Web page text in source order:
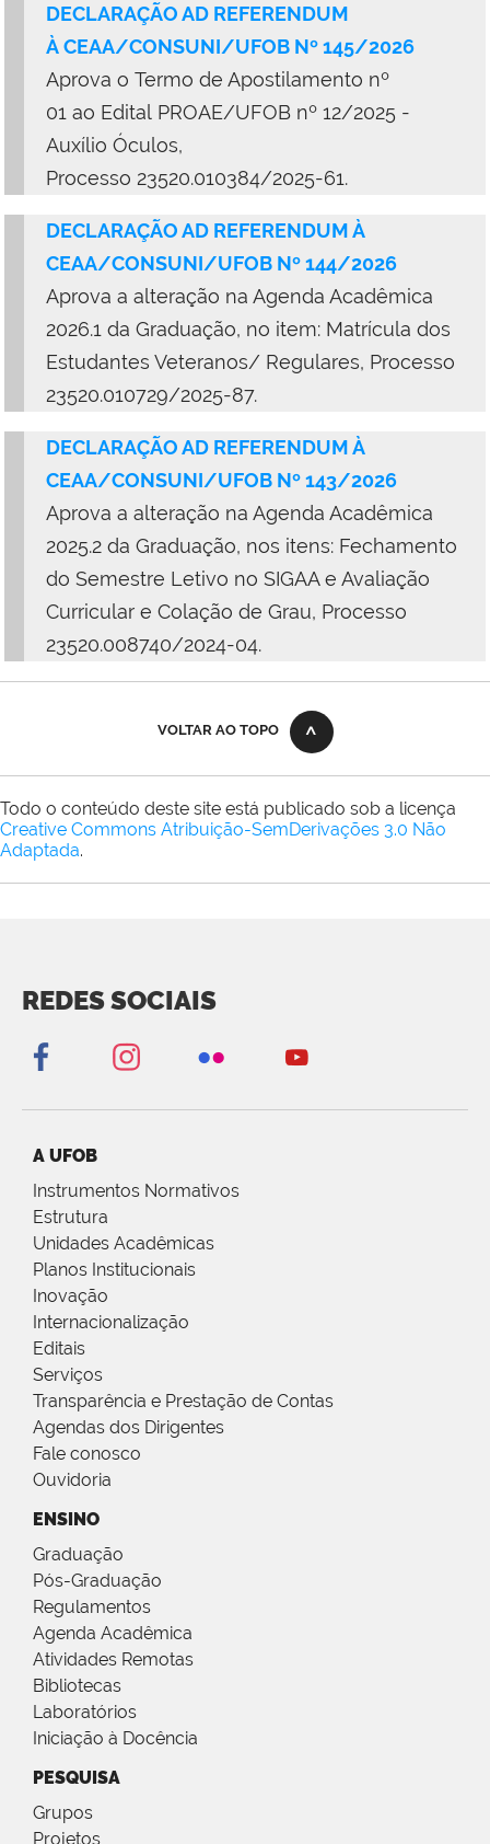
DECLARAÇÃO AD REFERENDUM
ÀCEAA/CONSUNI/UFOB Nº 145/2026
Aprova o Termo de Apostilamento nº
01 ao Edital PROAE/UFOB nº 12/2025 -
Auxílio Óculos,
Processo 23520.010384/2025-61.
DECLARAÇÃO AD REFERENDUM À
CEAA/CONSUNI/UFOB Nº 144/2026
Aprova a alteração na Agenda Acadêmica
2026.1 da Graduação, no item: Matrícula dos
Estudantes Veteranos/ Regulares, Processo
23520.010729/2025-87.
DECLARAÇÃO AD REFERENDUM À
CEAA/CONSUNI/UFOB Nº 143/2026
Aprova a alteração na Agenda Acadêmica
2025.2 da Graduação, nos itens: Fechamento
do Semestre Letivo no SIGAA e Avaliação
Curricular e Colação de Grau, Processo
23520.008740/2024-04.
VOLTAR AO TOPO
Todo o conteúdo deste site está publicado sob a licença
Creative Commons Atribuição-SemDerivações 3.0 Não
Adaptada.
REDES SOCIAIS
A UFOB
Instrumentos Normativos
Estrutura
Unidades Acadêmicas
Planos Institucionais
Inovação
Internacionalização
Editais
Serviços
Transparência e Prestação de Contas
Agendas dos Dirigentes
Fale conosco
Ouvidoria
ENSINO
Graduação
Pós-Graduação
Regulamentos
Agenda Acadêmica
Atividades Remotas
Bibliotecas
Laboratórios
Iniciação à Docência
PESQUISA
Grupos
Projetos